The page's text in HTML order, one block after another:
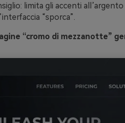
limita gli accenti
“sporca”.
“cromo di mezzanotte”